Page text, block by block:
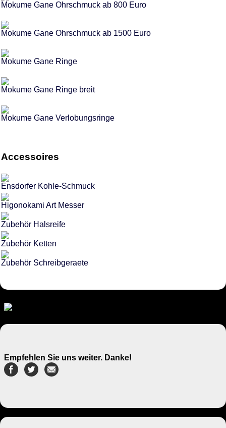
Mokume Gane Ohrschmuck ab 800 Euro
Mokume Gane Ohrschmuck ab 1500 Euro
Mokume Gane Ringe
Mokume Gane Ringe breit
Mokume Gane Verlobungsringe
Accessoires
Ensdorfer Kohle-Schmuck
Higonokami Art Messer
Zubehör Halsreife
Zubehör Ketten
Zubehör Schreibgeraete
Empfehlen Sie uns weiter. Danke!